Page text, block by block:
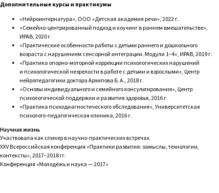
Дополнительные курсы и практикумы
«Нейроинтернатура», ООО «Детская академия речи», 2022 г.
«Семейно-центрированный подход и коучинг в раннем вмешательстве»,
ИРАВ, 2020 г.
«Практические особенности работы с детьми раннего и дошкольного
возраста с нарушением сенсорной интеграции. Модули 1−4», ИРАВ, 2019 г.
«Практика опорно-моторной коррекции психологических нарушений
и психологической незрелости в работе с детьми и взрослыми», Центр
нейропедагогики доктора Архипова Б. А., 2018 г.
«Основы индивидуального и семейного консультирования», Центр
психологической поддержки и развития здоровья, 2016 г.
«Практика психодиагностического обследования», Университетская
психолого-педагогическая клиника, 2016 г.
Научная жизнь
Участвовала как спикер в научно-практических встречах.
XXV Всероссийская конференция «Практики развития: замыслы, технологии,
контексты», 2017−2018 гг.
Конференция «Молодёжь и наука — 2017»